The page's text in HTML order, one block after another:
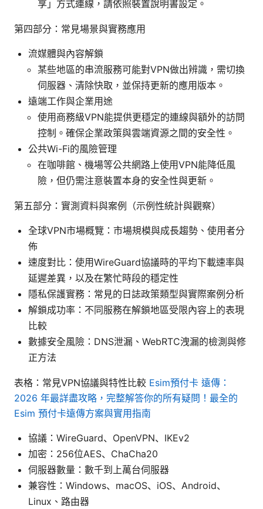
享」方式連線，請依照裝置說明書設定。
第四部分：常見場景與實務應用
流媒體與內容解鎖
某些地區的串流服務可能對VPN做出辨識，需切換
伺服器、清除快取，並保持更新的應用版本。
遠端工作與企業用途
使用商務級VPN能提供更穩定的連線與額外的訪問
控制。確保企業政策與雲端資源之間的安全性。
公共Wi-Fi的風險管理
在咖啡館、機場等公共網路上使用VPN能降低風
險，但仍需注意裝置本身的安全性與更新。
第五部分：實測資料與案例（示例性統計與觀察）
全球VPN市場概覽：市場規模與成長趨勢、使用者分
佈
速度對比：使用WireGuard協議時的平均下載速率與
延遲差異，以及在繁忙時段的穩定性
隱私保護實務：常見的日誌政策類型與實際案例分析
解鎖成功率：不同服務在解鎖地區受限內容上的表現
比較
數據安全風險：DNS泄漏、WebRTC洩漏的檢測與修
正方法
表格：常見VPN協議與特性比較 Esim預付卡 遠傳：
2026 年最詳盡攻略，完整解答你的所有疑問！最全的
Esim 預付卡遠傳方案與實用指南
協議：WireGuard、OpenVPN、IKEv2
加密：256位AES、ChaCha20
伺服器數量：數千到上萬台伺服器
兼容性：Windows、macOS、iOS、Android、
Linux、路由器